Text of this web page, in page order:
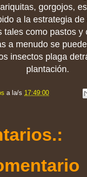
gorgojos,
a la estrategia
como pastos
a menudo se
insectos plaga
plantación.
a la/s 17:49:00